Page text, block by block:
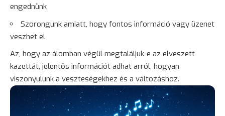
engednünk
Szorongunk amiatt, hogy fontos információ vagy üzenet
veszhet el
Az, hogy az álomban végül megtaláljuk-e az elveszett
kazettát, jelentős információt adhat arról, hogyan
viszonyulunk a veszteségekhez és a változáshoz.